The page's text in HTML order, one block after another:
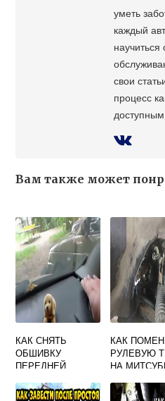
уметь
каждый
научиться
свои
процесс
Вам также может
КАК СНЯТЬ
ОБШИВКУ
ПЕРЕДНЕЙ
ЛОГАН 1
КАК
РУЛЕВУЮ
НА